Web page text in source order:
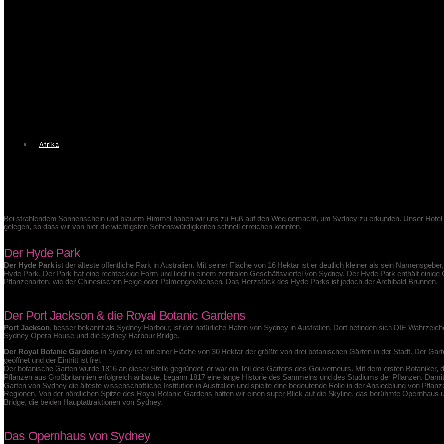
Afrika
Bei strahlendem Sonnenschein und blauem Himmel haben wir uns zu Fuß auf den Weg gemacht, um Sydney zu erkunden. Unser
gelegen, so dass wir von hier die wichtigsten Sehenswürdigkeiten schnell erreichen konnten.
Der Hyde Park
Der Hyde Park ist der älteste öffentliche Park in Australien. Mit seiner Fläche von 16 Hektar ist er deutlich kleiner als sein
Hyde Park. Der Park hat eine rechteckige Form und liegt in einem zentralen Geschäftsviertel von Sydney. Der Hyde Park enthält einige
Pflanzenarten, wie der Chinesischen Feige oder Palmengewächsen. Das Herzstück des Hyde Parks ist jedoch der Archibald Brunnen.
Der Port Jackson & die Royal Botanic Gardens
Port Jackson, besser bekannt als Sydney Harbour, ist der natürliche Hafen von Sydney in Australien. Dort befinden sich DIE
Sydney Opera House und die Sydney Harbour Bridge.
Der Royal Botanic Gardens in Sydney ist mit einer Fläche von 30 Hektar der größte von drei botanischen Gärten in der Stadt. Der
geöffnet und der Eintritt ist frei.
Der botanische Garten wurde 1816 an dieser Stelle gegründet, er war ein Teil des Gartens des Gouverneurs. Mit dem ersten Botaniker,
Pflanzen aus Großbritannien erfolgreich anbaute, begann 1817 eine lange Historie des Sammelns und des Studiums der Pflanzen.
Garten von Sydney die älteste wissenschaftliche Institution in Australien und spielte eine bedeutende Rolle in der Ansiedelung von
Regionen. Von der nördlichen Spitze des Royal Botanic Gardens hatten wir einen super Blick auf die Skyline, das berühmte Opernhaus
Bridge, die beiden Hauptattraktionen von Sydney.
Das Opernhaus von Sydney